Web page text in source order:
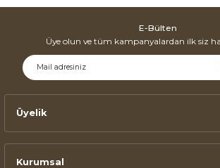
E-Bülten
Üye olun ve tüm kampanyalardan ilk siz
Üyelik
Kurumsal